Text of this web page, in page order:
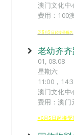
澳门文化中
费用：100
※6 月5 日起接受报名
老幼齐齐
01, 08.08
星期六
11:00，
澳门文化中
费用：澳门
※6月5日起接受